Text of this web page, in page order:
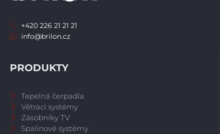
PRODUKTY
Tepelná čerpadla
Větrací systémy
Zásobníky TV
Spalinové systémy
+420 226 21 21 21
info@brilon.cz